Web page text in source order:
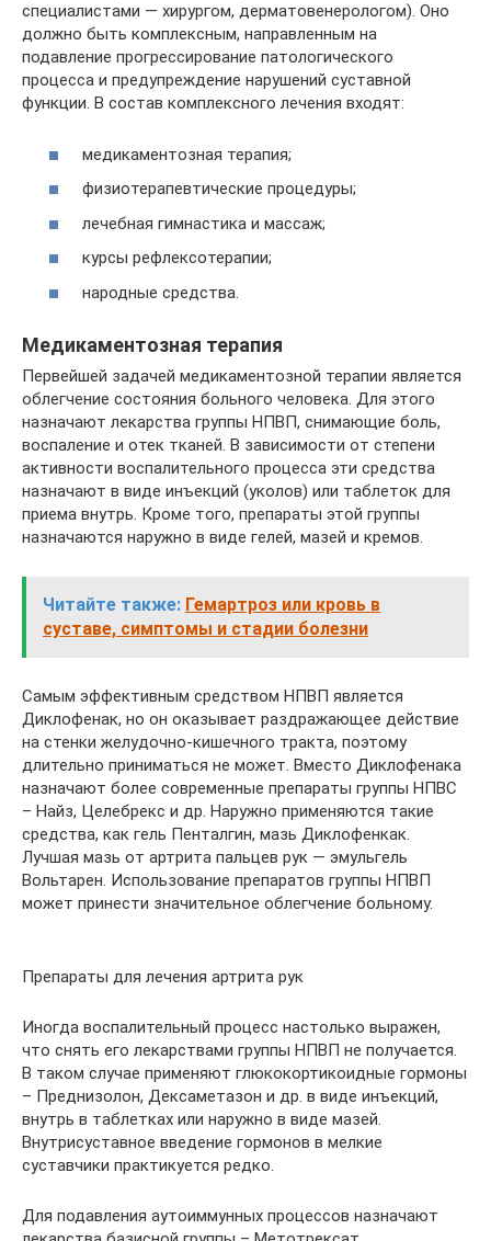
специалистами — хирургом, дерматовенерологом). Оно
должно быть комплексным, направленным на
подавление прогрессирование патологического
процесса и предупреждение нарушений суставной
функции. В состав комплексного лечения входят:
медикаментозная терапия;
физиотерапевтические процедуры;
лечебная гимнастика и массаж;
курсы рефлексотерапии;
народные средства.
Медикаментозная терапия
Первейшей задачей медикаментозной терапии является
облегчение состояния больного человека. Для этого
назначают лекарства группы НПВП, снимающие боль,
воспаление и отек тканей. В зависимости от степени
активности воспалительного процесса эти средства
назначают в виде инъекций (уколов) или таблеток для
приема внутрь. Кроме того, препараты этой группы
назначаются наружно в виде гелей, мазей и кремов.
Читайте также: Гемартроз или кровь в
суставе, симптомы и стадии болезни
Самым эффективным средством НПВП является
Диклофенак, но он оказывает раздражающее действие
на стенки желудочно-кишечного тракта, поэтому
длительно приниматься не может. Вместо Диклофенака
назначают более современные препараты группы НПВС
– Найз, Целебрекс и др. Наружно применяются такие
средства, как гель Пенталгин, мазь Диклофенкак.
Лучшая мазь от артрита пальцев рук — эмульгель
Вольтарен. Использование препаратов группы НПВП
может принести значительное облегчение больному.
Препараты для лечения артрита рук
Иногда воспалительный процесс настолько выражен,
что снять его лекарствами группы НПВП не получается.
В таком случае применяют глюкокортикоидные гормоны
– Преднизолон, Дексаметазон и др. в виде инъекций,
внутрь в таблетках или наружно в виде мазей.
Внутрисуставное введение гормонов в мелкие
суставчики практикуется редко.
Для подавления аутоиммунных процессов назначают